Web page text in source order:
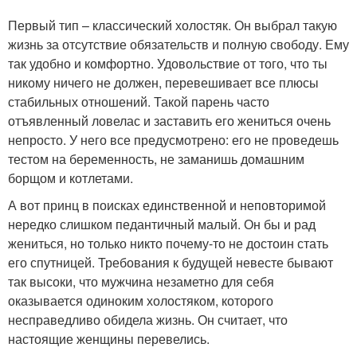
Первый тип – классический холостяк. Он выбрал такую
жизнь за отсутствие обязательств и полную свободу. Ему
так удобно и комфортно. Удовольствие от того, что ты
никому ничего не должен, перевешивает все плюсы
стабильных отношений. Такой парень часто
отъявленный ловелас и заставить его жениться очень
непросто. У него все предусмотрено: его не проведешь
тестом на беременность, не заманишь домашним
борщом и котлетами.
А вот принц в поисках единственной и неповторимой
нередко слишком педантичный малый. Он бы и рад
жениться, но только никто почему-то не достоин стать
его спутницей. Требования к будущей невесте бывают
так высоки, что мужчина незаметно для себя
оказывается одиноким холостяком, которого
несправедливо обидела жизнь. Он считает, что
настоящие женщины перевелись.